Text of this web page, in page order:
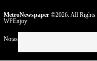
MetroNewspaper©2026. All Rights
WPEnjoy
Notas